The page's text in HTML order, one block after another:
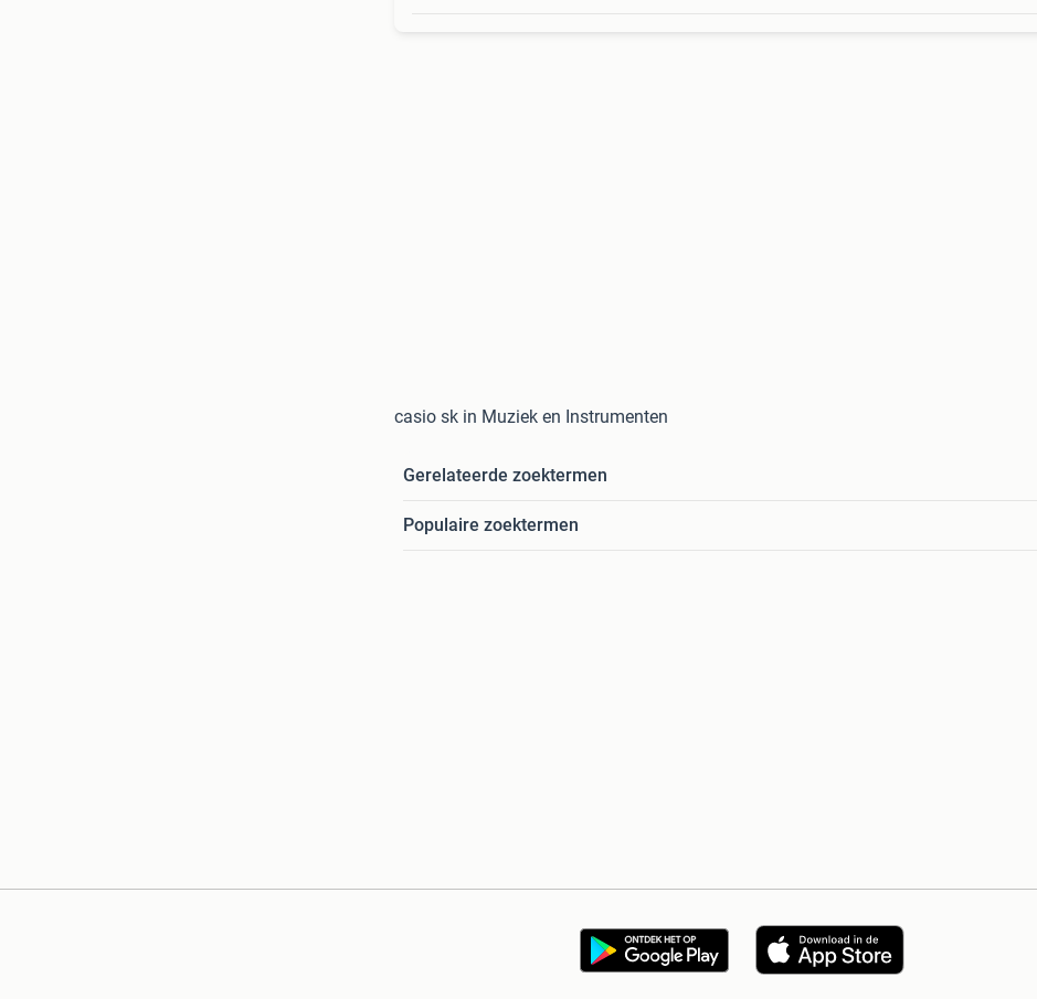
casio sk in Muziek en Instrumenten
Gerelateerde zoektermen
Populaire zoektermen